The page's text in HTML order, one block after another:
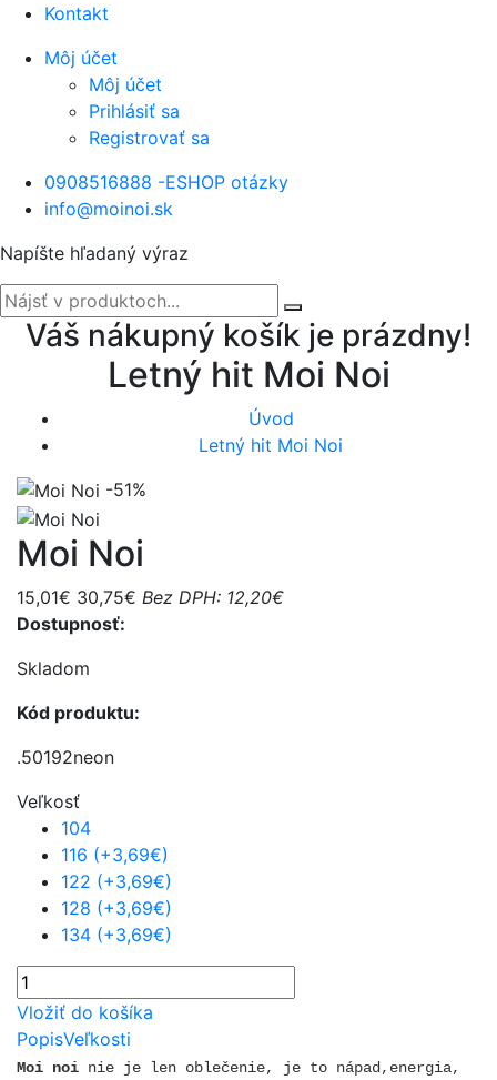
Kontakt
Môj účet
Môj účet
Prihlásiť sa
Registrovať sa
0908516888 -ESHOP otázky
info@moinoi.sk
Napíšte hľadaný výraz
Váš nákupný košík je prázdny!
Letný hit Moi Noi
Úvod
Letný hit Moi Noi
-51%
Moi Noi
15,01€ 30,75€ Bez DPH: 12,20€
Dostupnosť:
Skladom
Kód produktu:
.50192neon
Veľkosť
104
116 (+3,69€)
122 (+3,69€)
128 (+3,69€)
134 (+3,69€)
Vložiť do košíka
PopisVeľkosti
Moi noi nie je len oblečenie, je to nápad,energia,